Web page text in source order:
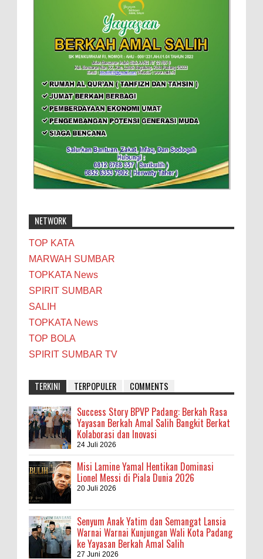
NETWORK
TOP KATA
MARWAH SUMBAR
TOPKATA News
SPIRIT SUMBAR
SALIH
TOPKATA News
TOP BOLA
SPIRIT SUMBAR TV
TERKINI TERPOPULER COMMENTS
Success Story BPVP Padang: Berkah Rasa
Yayasan Berkah Amal Salih Bangkit Berkat
Kolaborasi dan Inovasi
24 Juli 2026
Misi Lamine Yamal Hentikan Dominasi
Lionel Messi di Piala Dunia 2026
20 Juli 2026
Senyum Anak Yatim dan Semangat Lansia
Warnai Warnai Kunjungan Wali Kota Padang
ke Yayasan Berkah Amal Salih
27 Juni 2026